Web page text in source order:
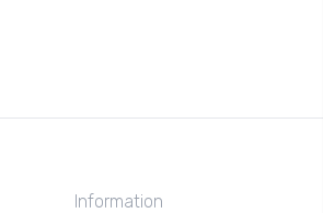
Information